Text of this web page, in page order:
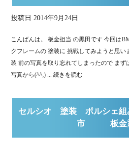
投稿日 2014年9月24日
こんばんは。 板金担当 の黒田です 今回は
クフレームの 塗装に 挑戦してみようと思い
装 前の写真を取り忘れてしまったので ま
写真から(^^;) ...続きを読む
セルシオ 塗装 ポルシ
市 板金